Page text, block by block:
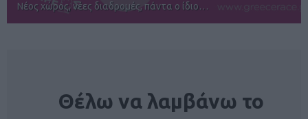
Νέος χώρος, νέες διαδρομές, πάντα ο ίδιο…
Θέλω να λαμβάνω το